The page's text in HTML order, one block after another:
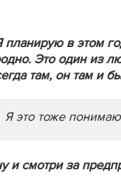
планирую в этом
Это один из
там, он там и
Я это тоже
и смотри за